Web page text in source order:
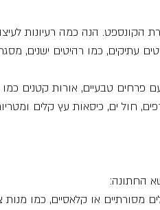
הנה כמה רעיונות לעיצוב על פי 3
עתיקים, כמו רהיטים ישנים,
פרחים טבעיים, אורות קטנים כמו
חול ים, כיסאות עץ קלים
החתונה:
מסורתיים או קלאסיים, כמו מנות